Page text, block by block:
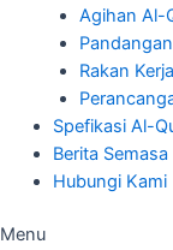
Agihan Al-
Rakan
Spefikasi Al-
Berita Semasa
Hubungi Kami
Menu